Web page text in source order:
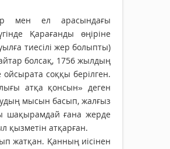
мен ел арасындағы
Қарағанды өңіріне
тиесілі жер болыпты)
болсақ, 1756 жылдың
соққы берілген.
атқа қонсын» деген
мысын басып, жалғыз
шақырамдай ғана жерде
қызметін атқарған.
жатқан. Қанның иісінен